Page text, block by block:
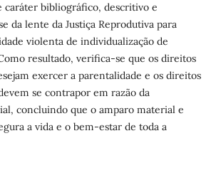
caráter bibliográfico, descritivo e
da lente da Justiça Reprodutiva para
violenta de individualização de
resultado, verifica-se que os direitos
exercer a parentalidade e os direitos
se contrapor em razão da
concluindo que o amparo material e
a vida e o bem-estar de toda a